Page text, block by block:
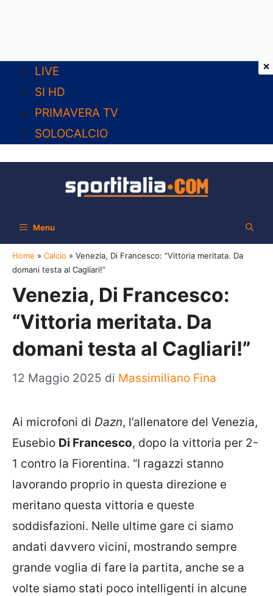
contenuto
LIVE
SI HD
PRIMAVERA TV
SOLOCALCIO
Menu
Home » Calcio » Venezia, Di Francesco: “Vittoria meritata. Da
domani testa al Cagliari!”
Venezia, Di Francesco:
“Vittoria meritata. Da
domani testa al Cagliari!”
12 Maggio 2025 di Massimiliano Fina
Ai microfoni di Dazn, l’allenatore del Venezia,
Eusebio Di Francesco, dopo la vittoria per 2-
1 contro la Fiorentina. “I ragazzi stanno
lavorando proprio in questa direzione e
meritano questa vittoria e queste
soddisfazioni. Nelle ultime gare ci siamo
andati davvero vicini, mostrando sempre
grande voglia di fare la partita, anche se a
volte siamo stati poco intelligenti in alcune
×